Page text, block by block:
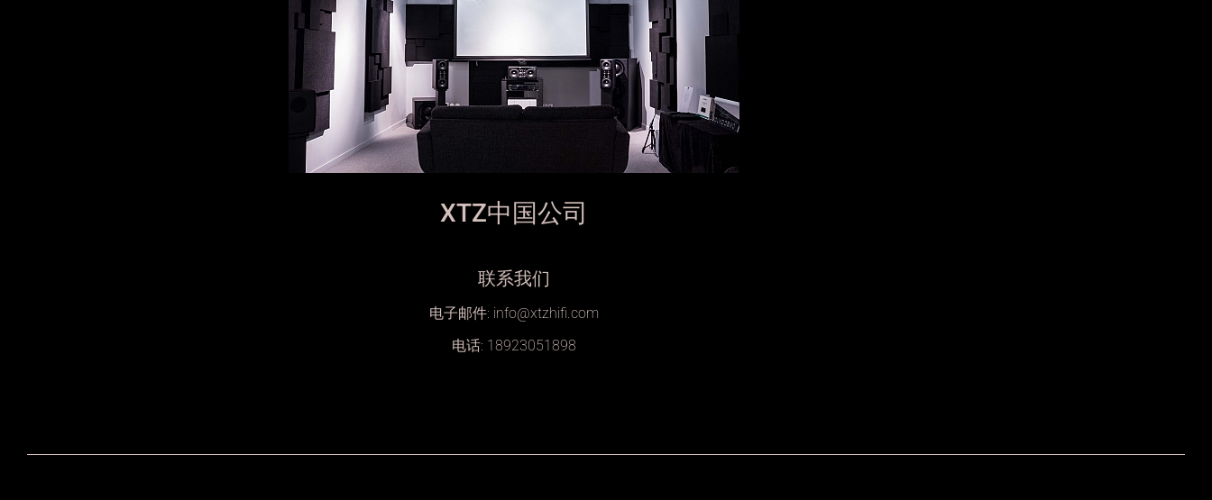
XTZ中国公司
联系我们
电子邮件: info@xtzhifi.com
电话: 18923051898